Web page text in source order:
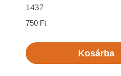
1437
750 Ft
Kosárba